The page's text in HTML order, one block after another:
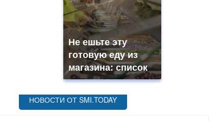
Не ешьте эту
готовую еду из
магазина: список